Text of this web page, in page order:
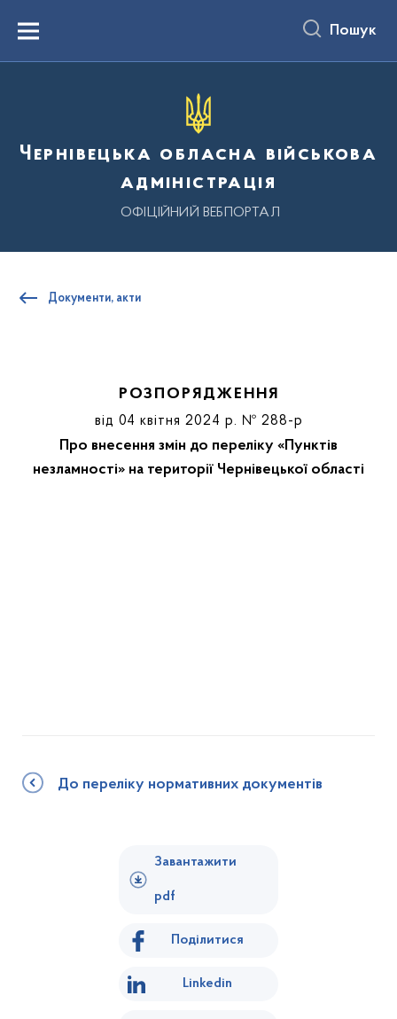
вмістуMenu Пошук
Чернівецька обласна військова
адміністрація
ОФІЦІЙНИЙ ВЕБПОРТАЛ
Документи, акти
РОЗПОРЯДЖЕННЯ
від 04 квітня 2024 р. № 288-р
Про внесення змін до переліку «Пунктів
незламності» на території Чернівецької області
До переліку нормативних документів
Завантажити
pdf
Поділитися
Linkedin